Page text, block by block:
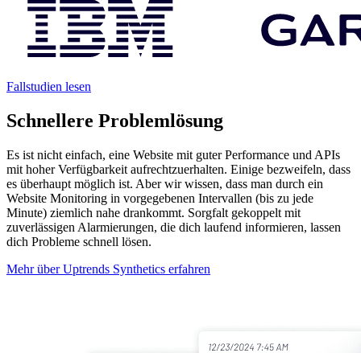
Fallstudien lesen
Schnellere Problemlösung
Es ist nicht einfach, eine Website mit guter Performance und APIs
mit hoher Verfügbarkeit aufrechtzuerhalten. Einige bezweifeln, dass
es überhaupt möglich ist. Aber wir wissen, dass man durch ein
Website Monitoring in vorgegebenen Intervallen (bis zu jede
Minute) ziemlich nahe drankommt. Sorgfalt gekoppelt mit
zuverlässigen Alarmierungen, die dich laufend informieren, lassen
dich Probleme schnell lösen.
Mehr über Uptrends Synthetics erfahren